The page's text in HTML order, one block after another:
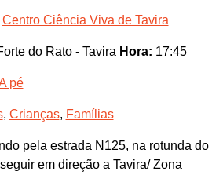
Centro Ciência Viva de Tavira
do Rato - Tavira Hora: 17:45
pé
, Crianças, Famílias
pela estrada N125, na rotunda do
em direção a Tavira/ Zona